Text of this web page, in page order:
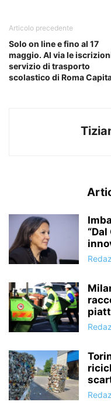
Articolo precedente
Solo on line e fino al 17
maggio. Al via le
servizio di trasporto
scolastico di Roma